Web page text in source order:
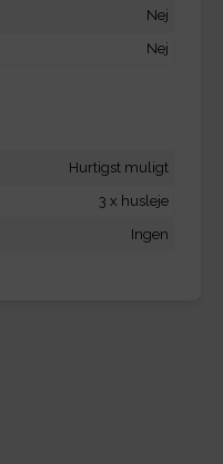
Nej
Nej
Hurtigst muligt
3 x husleje
Ingen